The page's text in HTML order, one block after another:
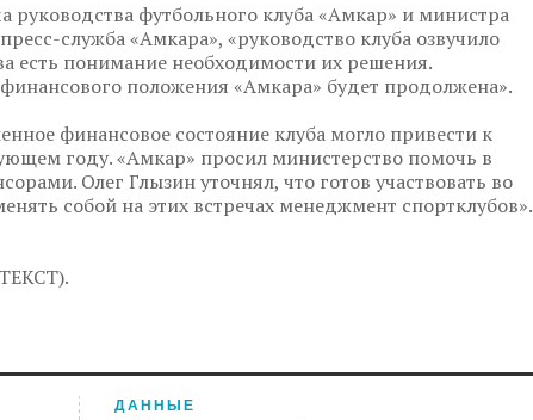
руководства футбольного клуба «Амкар» и министра
служба «Амкара», «руководство клуба озвучило
есть понимание необходимости их решения.
положения «Амкара» будет продолжена».
финансовое состояние клуба могло привести к
году. «Амкар» просил министерство помочь в
Олег Глызин уточнял, что готов участвовать во
собой на этих встречах менеджмент спортклубов».
ДАННЫЕ